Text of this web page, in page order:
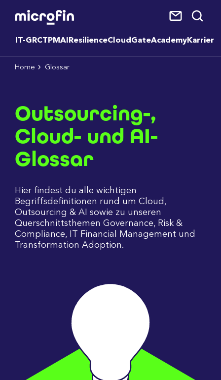
IT-GRCTPMAI ResilienceCloudGateAcademyKarriere
Home Glossar
Outsourcing-,
Cloud- und AI-
Glossar
Hier findest du alle wichtigen
Begriffsdefinitionen rund um Cloud,
Outsourcing & AI sowie zu unseren
Querschnittsthemen Governance, Risk &
Compliance, IT Financial Management und
Transformation Adoption.